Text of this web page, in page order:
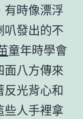
有時像漂浮
叭發出的不
童年時學會
面八方傳來
光背心和
人手裡拿